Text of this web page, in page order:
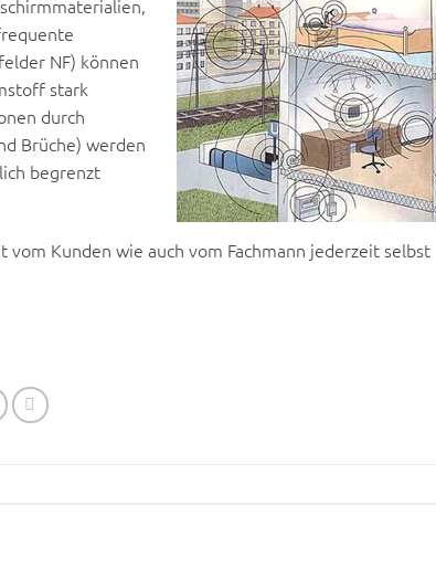
NF) können
stark
durch
Brüche) werden
begrenzt
Kunden wie auch vom Fachmann jederzeit selbst